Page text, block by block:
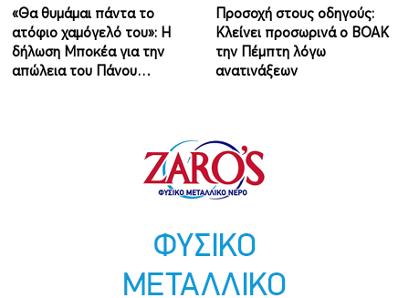
«Θα θυμάμαι πάντα το
ατόφιο χαμόγελό του»: Η
δήλωση Μποκέα για την
απώλεια του Πάνου…
Προσοχή στους οδηγούς:
Κλείνει προσωρινά ο ΒΟΑΚ
την Πέμπτη λόγω
ανατινάξεων